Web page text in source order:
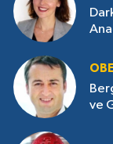
ve